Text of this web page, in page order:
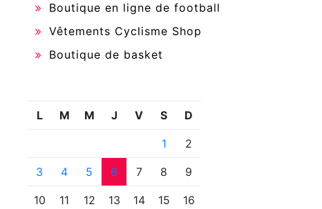
Boutique en ligne de football
Vêtements Cyclisme Shop
Boutique de basket
L M M J V S D
1 2
3 4 5 6 7 8 9
10 11 12 13 14 15 16